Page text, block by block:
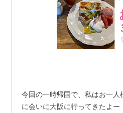
今回の一時帰国で、私はお一人
に会いに大阪に行ってきたよ